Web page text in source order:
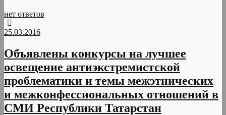
нет ответов
25.03.2016
Объявлены конкурсы на лучшее
освещение антиэкстремистской
проблематики и темы межэтнических
и межконфессиональных отношений в
СМИ Республики Татарстан